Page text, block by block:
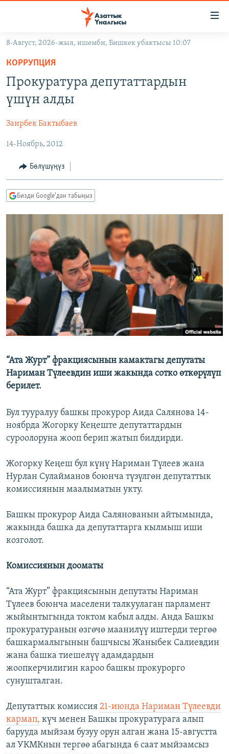
Навигацияга
өтүңүз
Издөөгө
салыңызКЫРГЫЗСТАН
ЭКОНОМИКА
МАДАНИЯТ
ДҮЙНӨ
БОРБОР АЗИЯ
УКРАИНА
АТАЙЫН ИЛИКТӨӨ
ТВ ПРОГРАММАЛАР
БҮГҮН АЗАТТЫКТА
БИЗ ЖАНА ДҮЙНӨ
ЭЖЕ-СИҢДИЛЕР
АЗАТТЫК+
ЫҢГАЙСЫЗ СУРООЛОР
ПОДКАСТ
ӨЗГӨЧӨ ПИКИР
ОНЛАЙН ШЕРИНЕ
ЭЕ/АРнун бардык сайттары
8-Август, 2026-жыл, ишемби, Бишкек убактысы 10:07
КОРРУПЦИЯ
Прокуратура депутаттардын
үшүн алды
Заирбек Бактыбаев
14-Ноябрь, 2012
Бөлүшүңүз
Бизди Google'дан табыңыз
“Ата Журт” фракциясынын камактагы депутаты
Нариман Түлеевдин иши жакында сотко өткөрүлүп
берилет.
Бул тууралуу башкы прокурор Аида Салянова 14-
ноябрда Жогорку Кеңеште депутаттардын
суроолоруна жооп берип жатып билдирди.
Жогорку Кеңеш бул күнү Нариман Түлеев жана
Нурлан Сулайманов боюнча түзүлгөн депутаттык
комиссиянын маалыматын укту.
Башкы прокурор Аида Салянованын айтымында,
жакында башка да депутаттарга кылмыш иши
козголот.
Комиссиянын дооматы
“Ата Журт” фракциясынын депутаты Нариман
Түлеев боюнча маселени талкуулаган парламент
жыйынтыгында токтом кабыл алды. Анда Башкы
прокуратуранын өзгөчө маанилүү иштерди тергөө
башкармалыгынын башчысы Жаныбек Салиевдин
жана башка тиешелүү адамдардын
жоопкерчилигин кароо башкы прокурорго
сунушталган.
Депутаттык комиссия 21-июнда Нариман Түлеевди
кармап, күч менен Башкы прокуратурага алып
барууда мыйзам бузуу орун алган жана 15-августта
ал УКМКнын тергөө абагында 6 саат мыйзамсыз